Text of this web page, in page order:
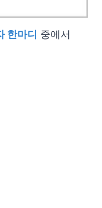
한마디 중에서